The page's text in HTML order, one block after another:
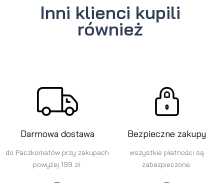
Inni klienci kupili
również
Darmowa dostawa
do Paczkomatów przy zakupach
powyżej 199 zł.
Bezpieczne zakupy
wszystkie płatności są
zabezpieczone.